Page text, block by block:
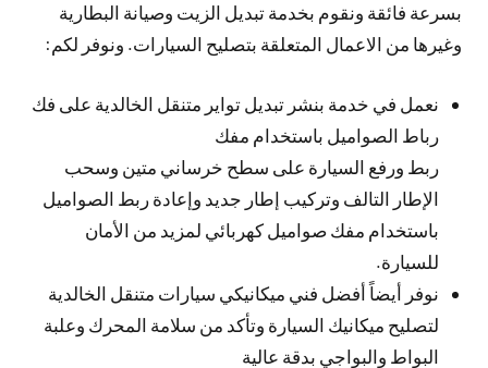
بسرعة فائقة ونقوم بخدمة تبديل الزيت وصيانة البطارية
وغيرها من الاعمال المتعلقة بتصليح السيارات. ونوفر لكم:
نعمل في خدمة بنشر تبديل تواير متنقل الخالدية على فك
رباط الصواميل باستخدام مفك
ربط ورفع السيارة على سطح خرساني متين وسحب
الإطار التالف وتركيب إطار جديد وإعادة ربط الصواميل
باستخدام مفك صواميل كهربائي لمزيد من الأمان
للسيارة.
نوفر أيضاً أفضل فني ميكانيكي سيارات متنقل الخالدية
لتصليح ميكانيك السيارة وتأكد من سلامة المحرك وعلبة
البواط والبواجي بدقة عالية